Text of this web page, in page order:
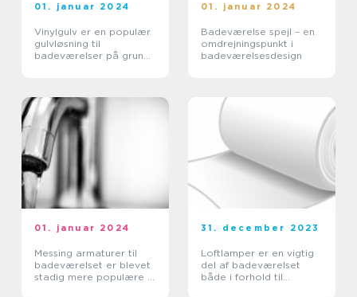
01. januar 2024
Vinylgulv er en populær
gulvløsning til
badeværelser på grund
01. januar 2024
Badeværelse spejl – en
omdrejningspunkt i
badeværelsesdesign
01. januar 2024
Messing armaturer til
badeværelset er blevet
stadig mere populære i
31. december 2023
Loftlamper er en vigtig
del af badeværelset
både i forhold til